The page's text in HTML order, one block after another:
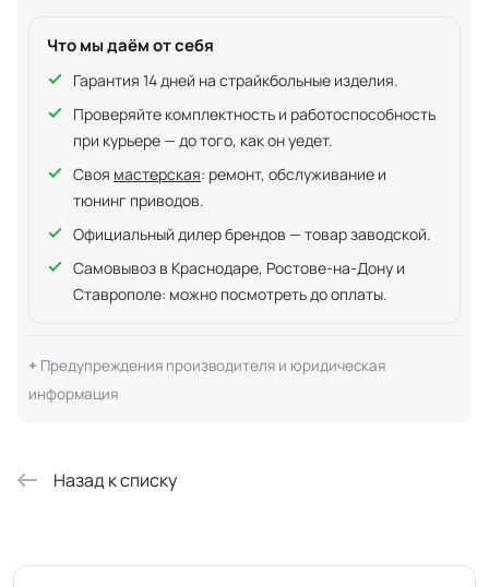
Что мы даём от себя
Гарантия 14 дней на страйкбольные изделия.
Проверяйте комплектность и работоспособность
при курьере — до того, как он уедет.
Своя мастерская: ремонт, обслуживание и
тюнинг приводов.
Официальный дилер брендов — товар заводской.
Самовывоз в Краснодаре, Ростове-на-Дону и
Ставрополе: можно посмотреть до оплаты.
Предупреждения производителя и юридическая
информация
Назад к списку